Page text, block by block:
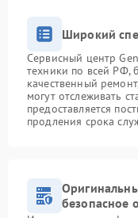
Широкий
Сервисный центр
техники по всей РФ,
качественный
могут отслеживать
предоставляется
продления срока
безопасное